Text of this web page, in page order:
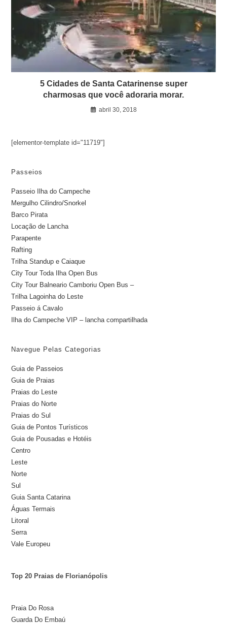
5 Cidades de Santa Catarinense super
charmosas que você adoraria morar.
abril 30, 2018
[elementor-template id="11719"]
Passeios
Passeio Ilha do Campeche
Mergulho Cilindro/Snorkel
Barco Pirata
Locação de Lancha
Parapente
Rafting
Trilha Standup e Caiaque
City Tour Toda Ilha Open Bus
City Tour Balneario Camboriu Open Bus –
Trilha Lagoinha do Leste
Passeio á Cavalo
Ilha do Campeche VIP – lancha compartilhada
Navegue Pelas Categorias
Guia de Passeios
Guia de Praias
Praias do Leste
Praias do Norte
Praias do Sul
Guia de Pontos Turísticos
Guia de Pousadas e Hotéis
Centro
Leste
Norte
Sul
Guia Santa Catarina
Águas Termais
Litoral
Serra
Vale Europeu
Top 20 Praias de Florianópolis
Praia Do Rosa
Guarda Do Embaú